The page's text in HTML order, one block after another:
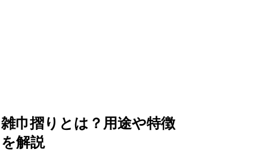
雑巾摺りとは？用途や特徴
を解説